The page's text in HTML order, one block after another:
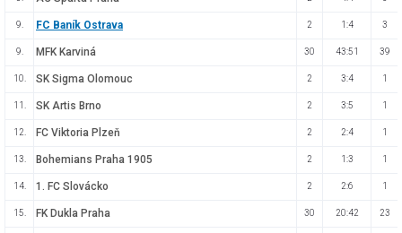
9. FC Baník Ostrava 2 1:4 3
9. MFK Karviná 30 43:51 39
10. SK Sigma Olomouc 2 3:4 1
11. SK Artis Brno 2 3:5 1
12. FC Viktoria Plzeň 2 2:4 1
13. Bohemians Praha 1905 2 1:3 1
14. 1. FC Slovácko 2 2:6 1
15. FK Dukla Praha 30 20:42 23